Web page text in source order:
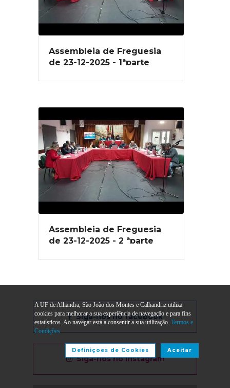
Assembleia de Freguesia
de 23-12-2025 - 1ªparte
Assembleia de Freguesia
de 23-12-2025 - 2 ªparte
Siga-nos no facebook
Siga-nos no instagram
A UF de Alhandra, São João dos Montes e Calhandriz utiliza
cookies para melhorar a sua experiência de navegação e para fins
estatísticos. Ao navegar está a consentir a sua utilização. Termos e
Condições
Aceitar
Definiçoes de Cookies